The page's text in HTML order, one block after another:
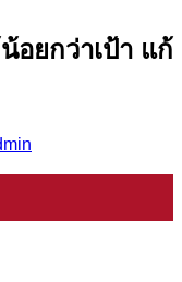
อยกว่าเป้า แก้